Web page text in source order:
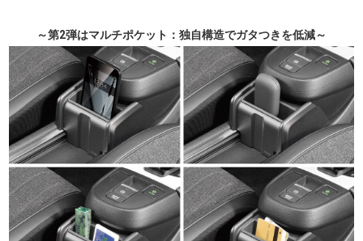
～第2弾はマルチポケット：独自構造でガタつきを低減～